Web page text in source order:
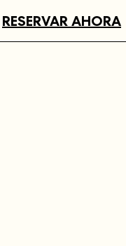
RESERVAR AHORA